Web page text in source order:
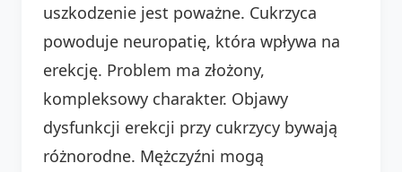
uszkodzenie jest poważne. Cukrzyca
powoduje neuropatię, która wpływa na
erekcję. Problem ma złożony,
kompleksowy charakter. Objawy
dysfunkcji erekcji przy cukrzycy bywają
różnorodne. Mężczyźni mogą